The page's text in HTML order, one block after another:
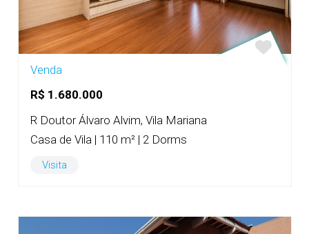
Venda
R$ 1.680.000
R Doutor Álvaro Alvim, Vila Mariana
Casa de Vila | 110 m² | 2 Dorms
Visita